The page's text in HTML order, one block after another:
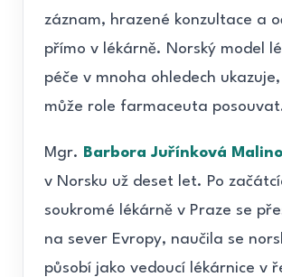
záznam, hrazené konzultace a
přímo v lékárně. Norský model
péče v mnoha ohledech
může role farmaceuta
Mgr. Barbora Juřínková
v Norsku už deset let. Po
soukromé lékárně v Praze se
na sever Evropy, naučila se
působí jako vedoucí lékárnice v